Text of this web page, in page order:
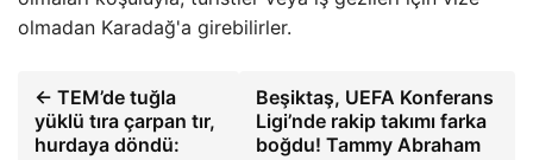
olmadan Karadağ'a girebilirler.
← TEM’de tuğla
yüklü tıra çarpan tır,
hurdaya döndü:
Beşiktaş, UEFA Konferans
Ligi’nde rakip takımı farka
boğdu! Tammy Abraham